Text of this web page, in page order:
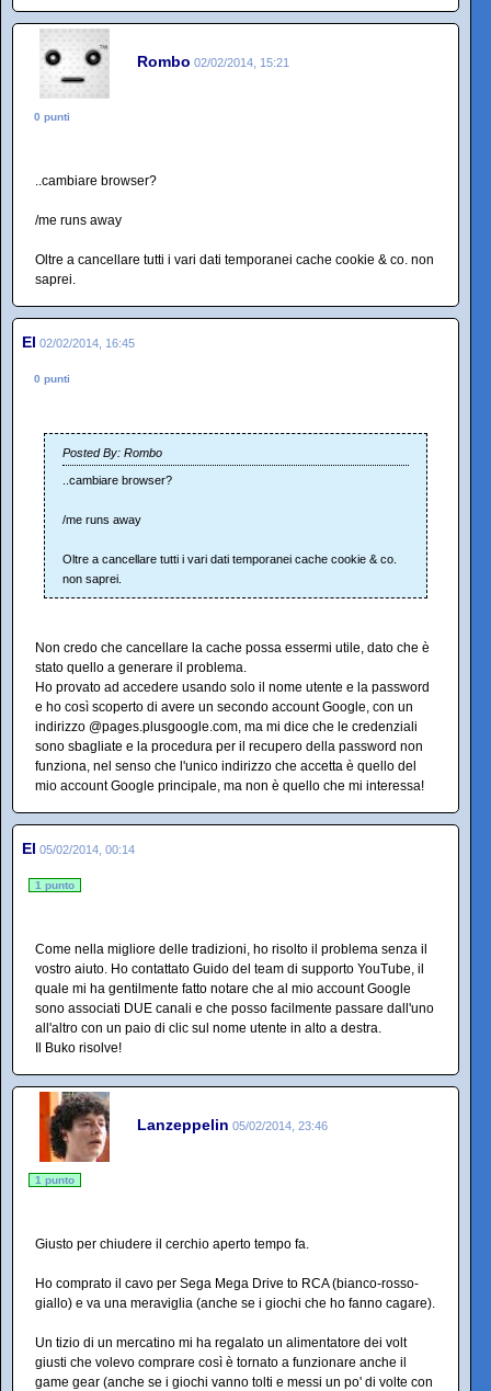
Rombo 02/02/2014, 15:21
0 punti
..cambiare browser?
/me runs away
Oltre a cancellare tutti i vari dati temporanei cache cookie & co. non
saprei.
El 02/02/2014, 16:45
0 punti
Posted By: Rombo
..cambiare browser?
/me runs away
Oltre a cancellare tutti i vari dati temporanei cache cookie & co.
non saprei.
Non credo che cancellare la cache possa essermi utile, dato che è
stato quello a generare il problema.
Ho provato ad accedere usando solo il nome utente e la password
e ho così scoperto di avere un secondo account Google, con un
indirizzo @pages.plusgoogle.com, ma mi dice che le credenziali
sono sbagliate e la procedura per il recupero della password non
funziona, nel senso che l'unico indirizzo che accetta è quello del
mio account Google principale, ma non è quello che mi interessa!
El 05/02/2014, 00:14
1 punto
Come nella migliore delle tradizioni, ho risolto il problema senza il
vostro aiuto. Ho contattato Guido del team di supporto YouTube, il
quale mi ha gentilmente fatto notare che al mio account Google
sono associati DUE canali e che posso facilmente passare dall'uno
all'altro con un paio di clic sul nome utente in alto a destra.
Il Buko risolve!
Lanzeppelin 05/02/2014, 23:46
1 punto
Giusto per chiudere il cerchio aperto tempo fa.
Ho comprato il cavo per Sega Mega Drive to RCA (bianco-rosso-
giallo) e va una meraviglia (anche se i giochi che ho fanno cagare).
Un tizio di un mercatino mi ha regalato un alimentatore dei volt
giusti che volevo comprare così è tornato a funzionare anche il
game gear (anche se i giochi vanno tolti e messi un po' di volte con